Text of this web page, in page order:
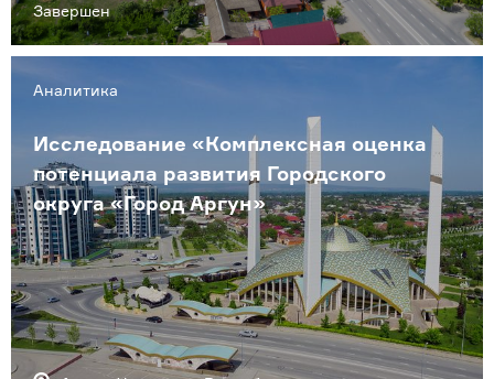
Завершен
Аналитика
Исследование «Комплексная оценка
потенциала развития Городского
округа «Город Аргун»